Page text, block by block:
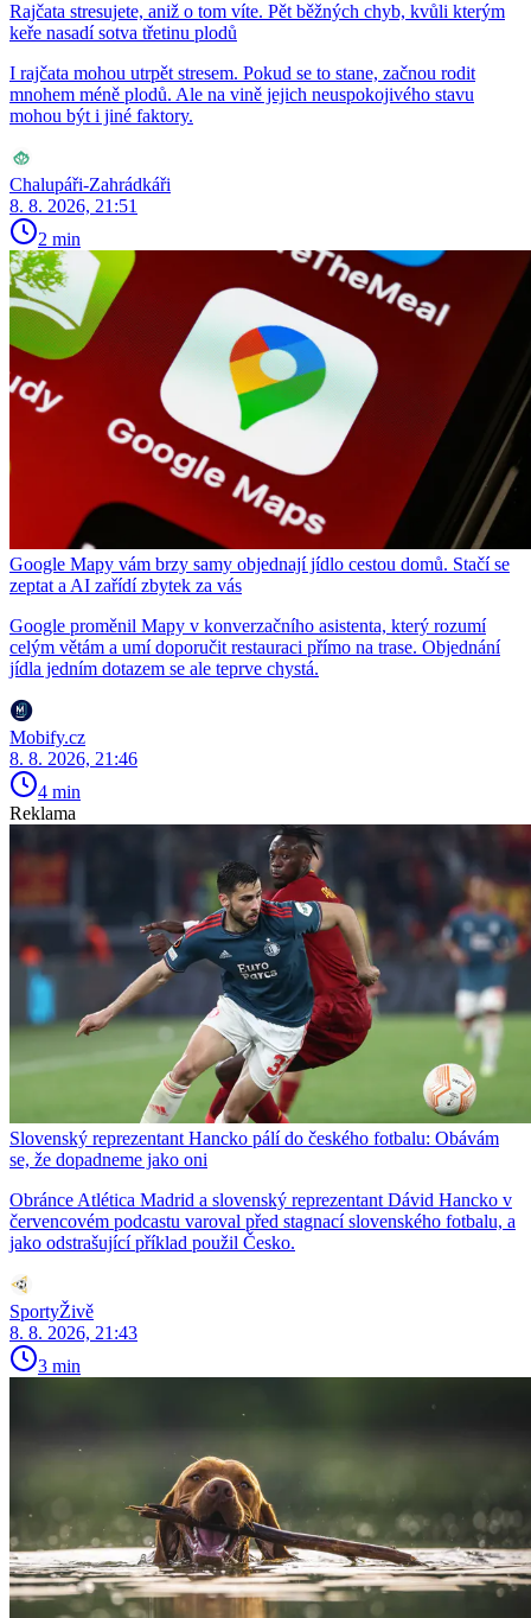
Rajčata stresujete, aniž o tom víte. Pět běžných chyb, kvůli kterým
keře nasadí sotva třetinu plodů
I rajčata mohou utrpět stresem. Pokud se to stane, začnou rodit
mnohem méně plodů. Ale na vině jejich neuspokojivého stavu
mohou být i jiné faktory.
Chalupáři-Zahrádkáři
8. 8. 2026, 21:51
2 min
Google Mapy vám brzy samy objednají jídlo cestou domů. Stačí se
zeptat a AI zařídí zbytek za vás
Google proměnil Mapy v konverzačního asistenta, který rozumí
celým větám a umí doporučit restauraci přímo na trase. Objednání
jídla jedním dotazem se ale teprve chystá.
Mobify.cz
8. 8. 2026, 21:46
4 min
Reklama
Slovenský reprezentant Hancko pálí do českého fotbalu: Obávám
se, že dopadneme jako oni
Obránce Atlética Madrid a slovenský reprezentant Dávid Hancko v
červencovém podcastu varoval před stagnací slovenského fotbalu, a
jako odstrašující příklad použil Česko.
SportyŽivě
8. 8. 2026, 21:43
3 min